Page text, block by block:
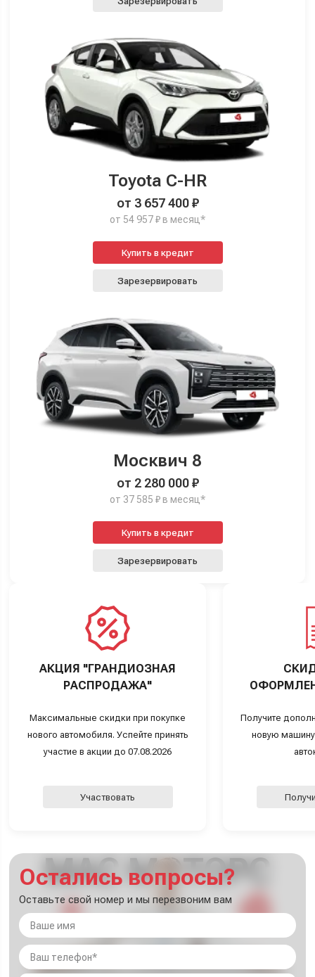
Toyota C-HR
от 3 657 400 ₽
от 54 957 ₽ в месяц*
Купить в кредит
Зарезервировать
Москвич 8
от 2 280 000 ₽
от 37 585 ₽ в месяц*
Купить в кредит
Зарезервировать
АКЦИЯ "ГРАНДИОЗНАЯ
РАСПРОДАЖА"
Максимальные скидки при покупке
нового автомобиля. Успейте принять
участие в акции до 07.08.2026
Участвовать
Получите
новую
Остались вопросы?
Оставьте свой номер и мы перезвоним вам